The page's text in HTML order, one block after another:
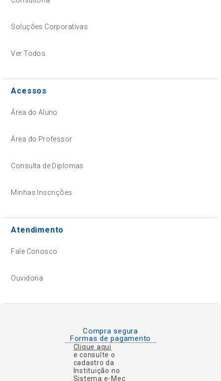
Soluções Corporativas
Ver Todos
Acessos
Área do Aluno
Área do Professor
Consulta de Diplomas
Minhas Inscrições
Atendimento
Fale Conosco
Ouvidoria
Compra segura
Formas de pagamento
Clique aqui
e consulte o
cadastro da
Instituição no
Sistema e-Mec